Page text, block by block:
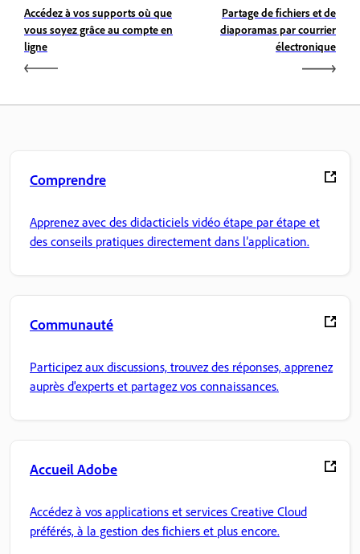
Accédez à vos supports où que
vous soyez grâce au compte en
ligne
Partage de fichiers et de
diaporamas par courrier
électronique
Comprendre
Apprenez avec des didacticiels vidéo étape par étape et
des conseils pratiques directement dans l’application.
Communauté
Participez aux discussions, trouvez des réponses, apprenez
auprès d'experts et partagez vos connaissances.
Accueil Adobe
Accédez à vos applications et services Creative Cloud
préférés, à la gestion des fichiers et plus encore.